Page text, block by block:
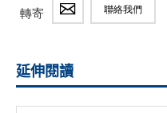
轉寄 聯絡我們
延伸閱讀